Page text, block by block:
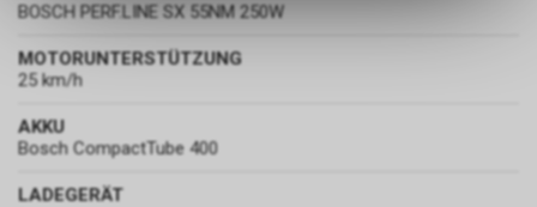
BOSCH PERF.LINE SX 55NM 250W
MOTORUNTERSTÜTZUNG
25 km/h
AKKU
Bosch CompactTube 400
LADEGERÄT
ermöglichen. Bitte beachten Sie,
keinerlei Rückschlüsse auf Ihre